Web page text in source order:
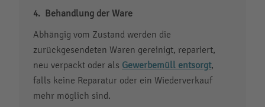
Behandlung der Ware
Abhängig vom Zustand werden die
zurückgesendeten Waren gereinigt, repariert,
neu verpackt oder als Gewerbemüll entsorgt,
falls keine Reparatur oder ein Wiederverkauf
mehr möglich sind.